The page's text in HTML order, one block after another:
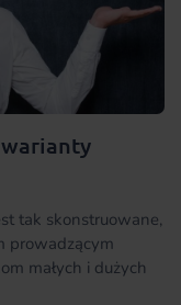
tak skonstruowane,
prowadzącym
małych i dużych